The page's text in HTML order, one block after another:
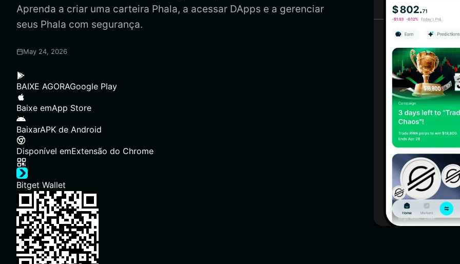
Aprenda a criar uma carteira Phala, a acessar DApps e a gerenciar
seus Phala com segurança.
May 24, 2026
BAIXE AGORAGoogle Play
Baixe emApp Store
BaixarAPK de Android
Disponível emExtensão do Chrome
Bitget Wallet